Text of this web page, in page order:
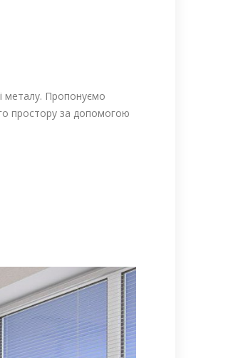
металу. Пропонуємо
простору за допомогою